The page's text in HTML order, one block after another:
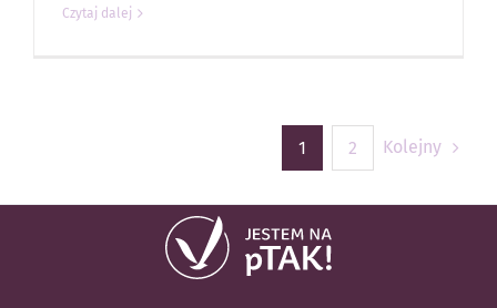
Czytaj dalej
1 2 Kolejny